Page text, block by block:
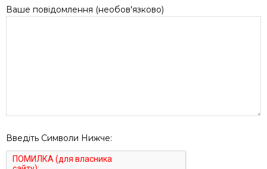
Ваше повідомлення (необов'язково)
Введіть Символи Нижче: